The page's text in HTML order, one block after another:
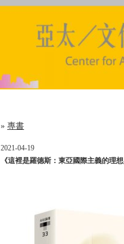
» 專書
2021-04-19
《這裡是羅德斯：東亞國際主義的理